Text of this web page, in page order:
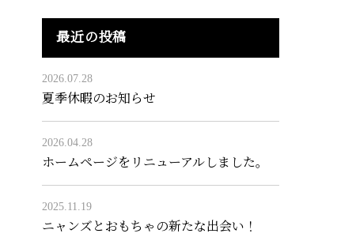
最近の投稿
2026.07.28
夏季休暇のお知らせ
2026.04.28
ホームページをリニューアルしました。
2025.11.19
ニャンズとおもちゃの新たな出会い！